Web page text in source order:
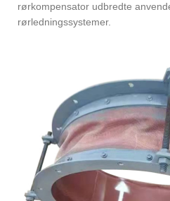
rørkompensator udbredte
rørledningssystemer.